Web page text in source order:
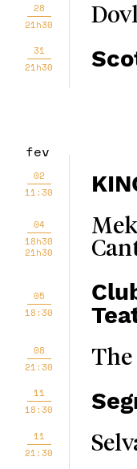
28
21h30
31
21h30
fev
02
11:30
04
18h30
21h30
05
18:30
08
21:30
The
11
18:30
11
21:30